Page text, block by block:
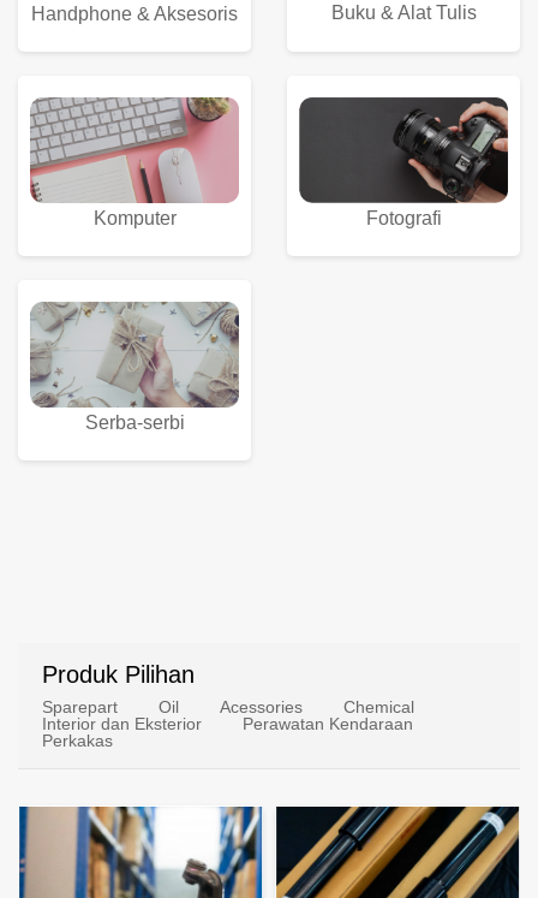
Handphone & Aksesoris Buku & Alat Tulis
Komputer Fotografi
Serba-serbi
Produk Pilihan
Sparepart Oil Acessories
Chemical
Interior dan Eksterior
Perawatan Kendaraan
Perkakas